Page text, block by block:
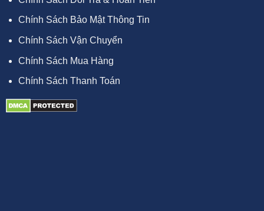
Chính Sách Bảo Mật Thông Tin
Chính Sách Vận Chuyển
Chính Sách Mua Hàng
Chính Sách Thanh Toán